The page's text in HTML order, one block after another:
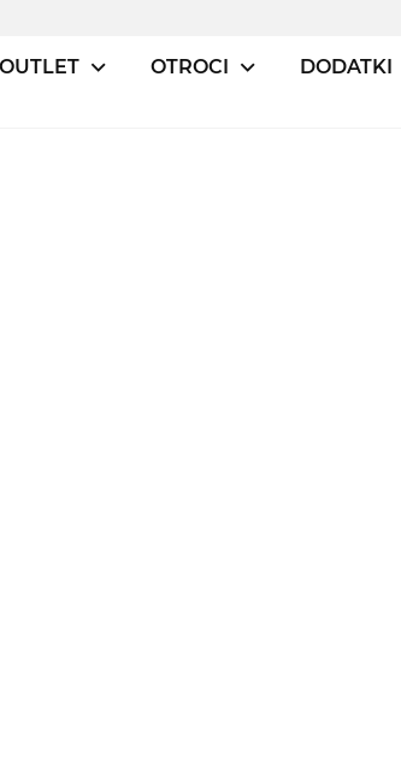
OUTLET OTROCI DODATKI